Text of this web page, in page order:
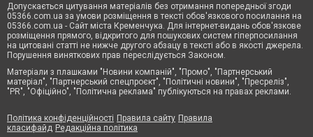
Допускається цитування матеріалів без отримання попередньої згоди
05366.com.ua за умови розміщення в тексті обов'язкового посилання на
05366.com.ua - Сайт міста Кременчука. Для інтернет-видань обов'язкове
розміщення прямого, відкритого для пошукових систем гіперпосилання
на цитовані статті не нижче другого абзацу в тексті або в якості джерела.
Порушення виняткових прав переслідується Законом.
Матеріали з плашками "Новини компаній", "Промо", "Партнерський
матеріал", "Партнерський спецпроєкт", "Політичні новини", "Пресреліз",
"PR", "Офіційно", "Політична реклама" публікуються на правах реклами.
Політика конфіденційності Правила сайту Правила
класифайд Редакційна політика